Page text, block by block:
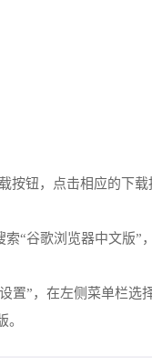
按钮，点击相应的下载
“谷歌浏览器中文版”
置”，在左侧菜单栏选